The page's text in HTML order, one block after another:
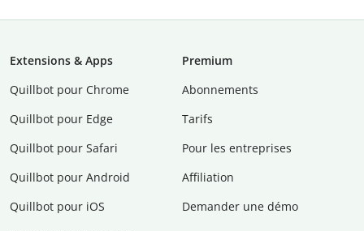
Extensions & Apps
Quillbot pour Chrome
Quillbot pour Edge
Quillbot pour Safari
Quillbot pour Android
Quillbot pour iOS
Premium
Abonnements
Tarifs
Pour les entreprises
Affiliation
Demander une démo